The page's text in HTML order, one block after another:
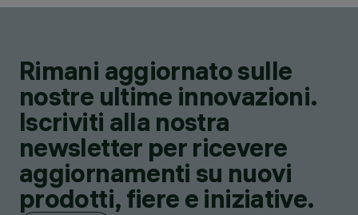
Rimani aggiornato sulle
nostre ultime innovazioni.
Iscriviti alla nostra
newsletter per ricevere
aggiornamenti su nuovi
prodotti, fiere e iniziative.